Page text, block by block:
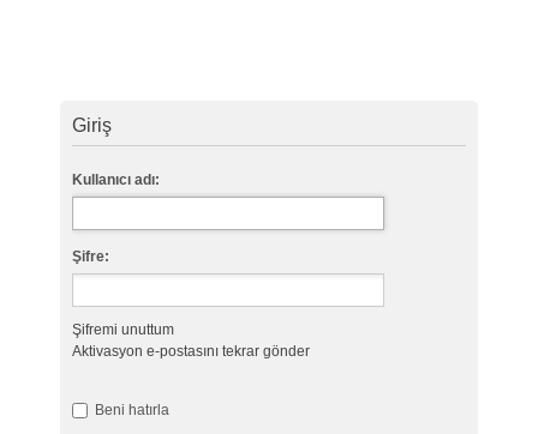
Giriş
Kullanıcı adı:
Şifre:
Şifremi unuttum
Aktivasyon e-postasını tekrar gönder
Beni hatırla